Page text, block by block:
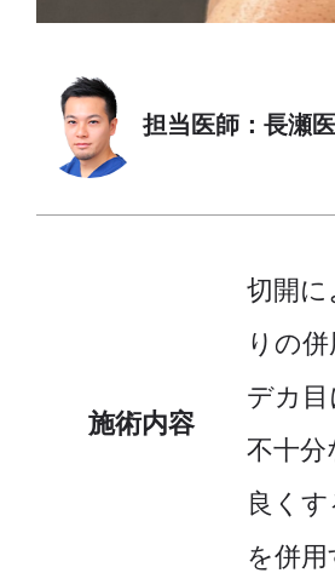
担当医師：長瀬
施術内容
切開に
りの
デカ
不十
良く
を併